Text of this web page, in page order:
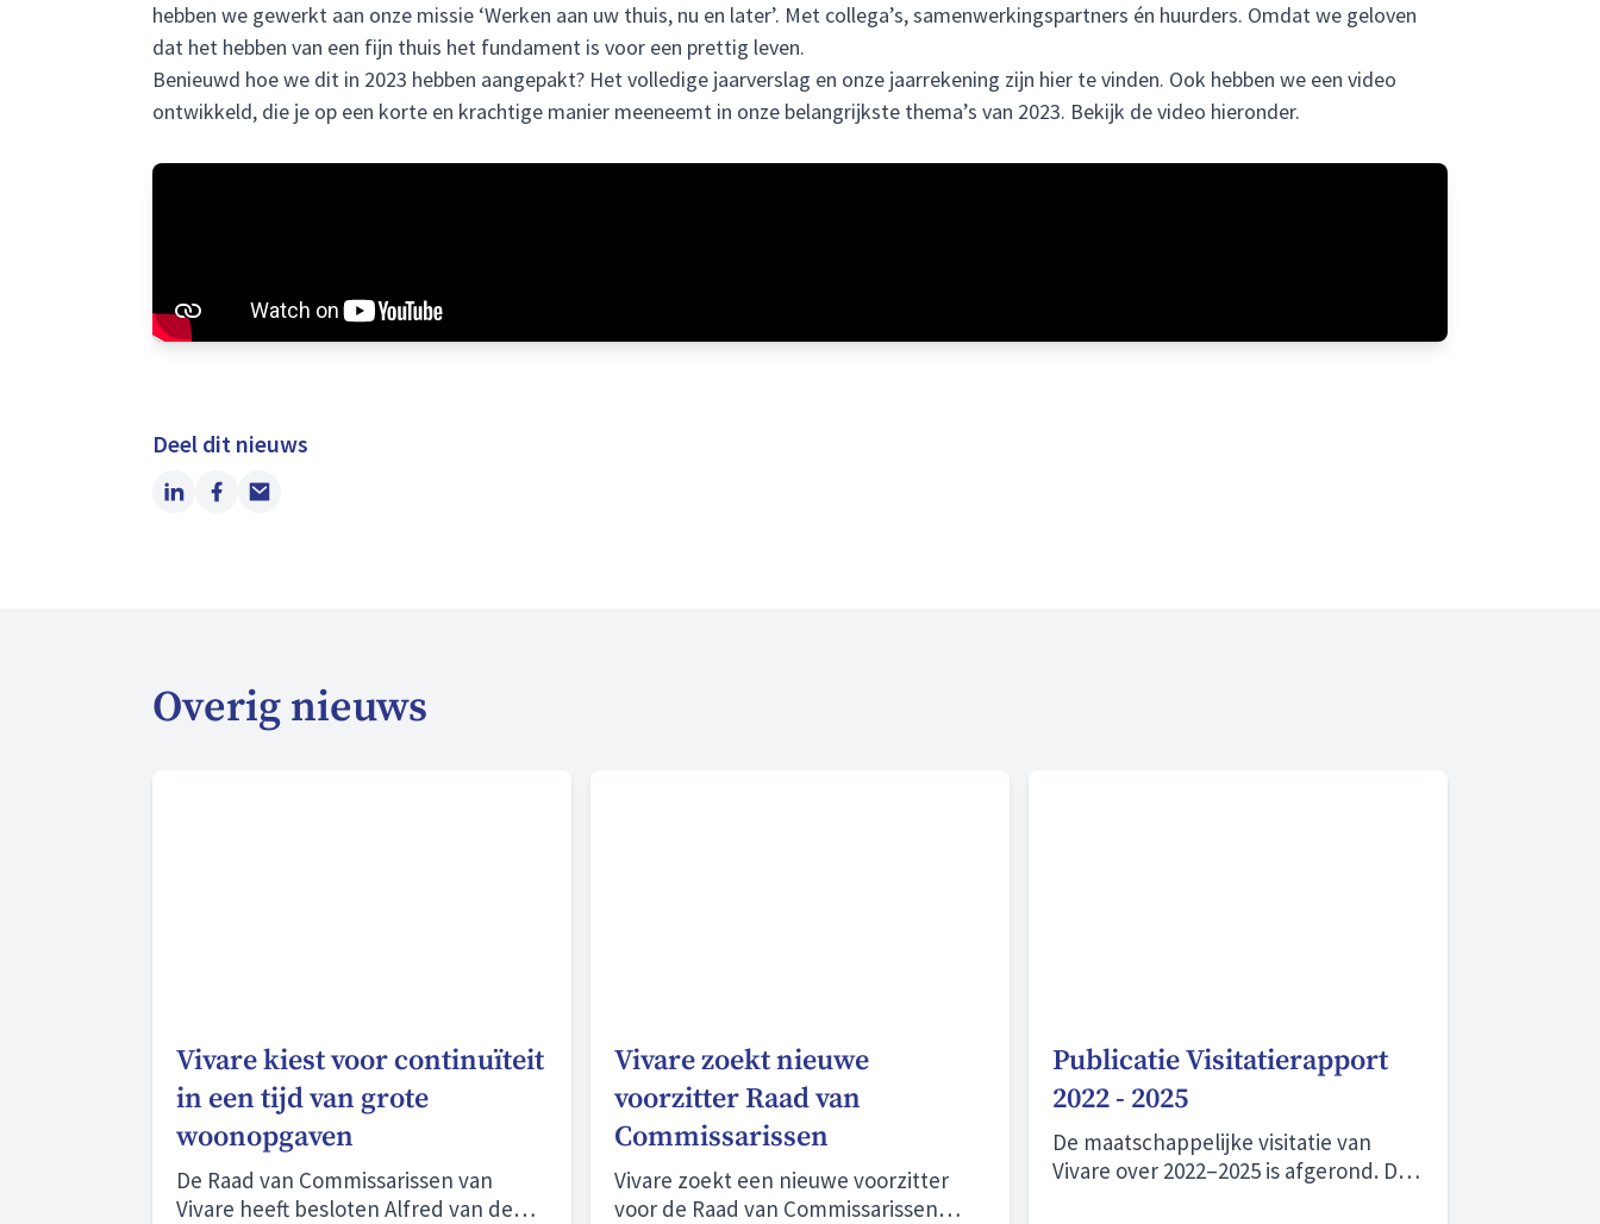
hebben we gewerkt aan onze missie ‘Werken aan uw thuis, nu en later’. Met collega’s, samenwerkingspartners én huurders. Omdat we geloven
dat het hebben van een fijn thuis het fundament is voor een prettig leven.
Benieuwd hoe we dit in 2023 hebben aangepakt? Het volledige jaarverslag en onze jaarrekening zijn hier te vinden. Ook hebben we een video
ontwikkeld, die je op een korte en krachtige manier meeneemt in onze belangrijkste thema’s van 2023. Bekijk de video hieronder.
Deel dit nieuws
LinkedIn
Facebook
Email
Overig nieuws
Vivare kiest voor continuïteit
in een tijd van grote
woonopgaven
De Raad van Commissarissen van
Vivare heeft besloten Alfred van den
Vivare zoekt nieuwe
voorzitter Raad van
Commissarissen
Vivare zoekt een nieuwe voorzitter
voor de Raad van Commissarissen
Publicatie Visitatierapport
2022 - 2025
De maatschappelijke visitatie van
Vivare over 2022–2025 is afgerond. De